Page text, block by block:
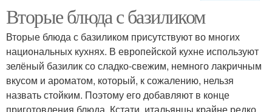
Паста с креветками
Вторые блюда с базиликом
Вторые блюда с базиликом присутствуют во многих
национальных кухнях. В европейской кухне используют
зелёный базилик со сладко-свежим, немного лакричным
вкусом и ароматом, который, к сожалению, нельзя
назвать стойким. Поэтому его добавляют в конце